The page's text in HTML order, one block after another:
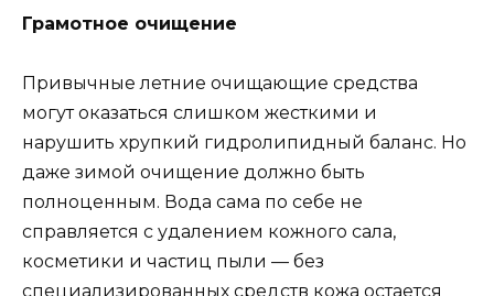
Грамотное очищение
Привычные летние очищающие средства
могут оказаться слишком жесткими и
нарушить хрупкий гидролипидный баланс. Но
даже зимой очищение должно быть
полноценным. Вода сама по себе не
справляется с удалением кожного сала,
косметики и частиц пыли — без
специализированных средств кожа остается